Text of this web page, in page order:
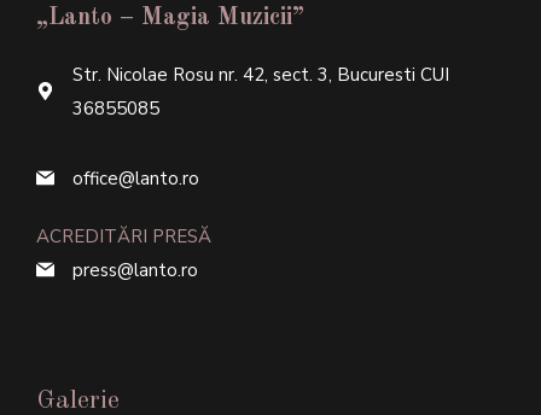
„Lanto – Magia Muzicii”
Str. Nicolae Rosu nr. 42, sect. 3, Bucuresti CUI
36855085
office@lanto.ro
ACREDITĂRI PRESĂ
press@lanto.ro
Galerie